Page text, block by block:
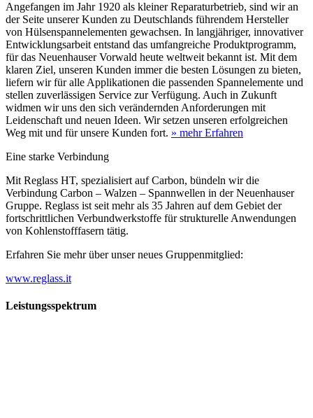
Angefangen im Jahr 1920 als kleiner Reparaturbetrieb, sind wir an
der Seite unserer Kunden zu Deutschlands führendem Hersteller
von Hülsenspannelementen gewachsen. In langjähriger, innovativer
Entwicklungsarbeit entstand das umfangreiche Produktprogramm,
für das Neuenhauser Vorwald heute weltweit bekannt ist. Mit dem
klaren Ziel, unseren Kunden immer die besten Lösungen zu bieten,
liefern wir für alle Applikationen die passenden Spannelemente und
stellen zuverlässigen Service zur Verfügung. Auch in Zukunft
widmen wir uns den sich verändernden Anforderungen mit
Leidenschaft und neuen Ideen. Wir setzen unseren erfolgreichen
Weg mit und für unsere Kunden fort. » mehr Erfahren
Eine starke Verbindung
Mit Reglass HT, spezialisiert auf Carbon, bündeln wir die
Verbindung Carbon – Walzen – Spannwellen in der Neuenhauser
Gruppe. Reglass ist seit mehr als 35 Jahren auf dem Gebiet der
fortschrittlichen Verbundwerkstoffe für strukturelle Anwendungen
von Kohlenstofffasern tätig.
Erfahren Sie mehr über unser neues Gruppenmitglied:
www.reglass.it
Leistungsspektrum